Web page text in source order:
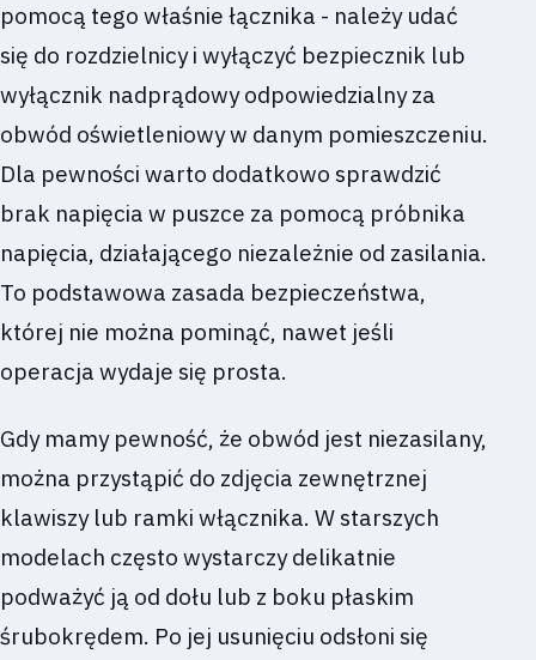
pomocą tego właśnie łącznika - należy udać
się do rozdzielnicy i wyłączyć bezpiecznik lub
wyłącznik nadprądowy odpowiedzialny za
obwód oświetleniowy w danym pomieszczeniu.
Dla pewności warto dodatkowo sprawdzić
brak napięcia w puszce za pomocą próbnika
napięcia, działającego niezależnie od zasilania.
To podstawowa zasada bezpieczeństwa,
której nie można pominąć, nawet jeśli
operacja wydaje się prosta.
Gdy mamy pewność, że obwód jest niezasilany,
można przystąpić do zdjęcia zewnętrznej
klawiszy lub ramki włącznika. W starszych
modelach często wystarczy delikatnie
podważyć ją od dołu lub z boku płaskim
śrubokrędem. Po jej usunięciu odsłoni się